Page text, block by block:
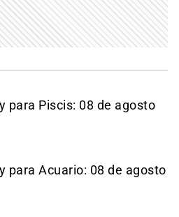
para Piscis: 08 de agosto
para Acuario: 08 de agosto